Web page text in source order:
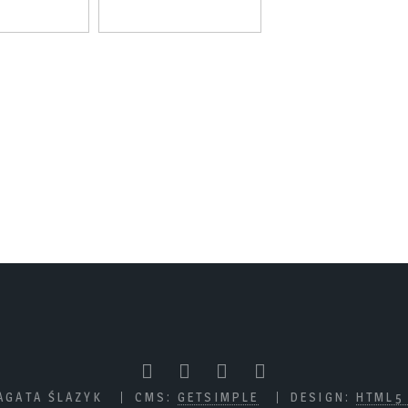
ŚLAZYK CMS:GETSIMPLE DESIGN:HTML5